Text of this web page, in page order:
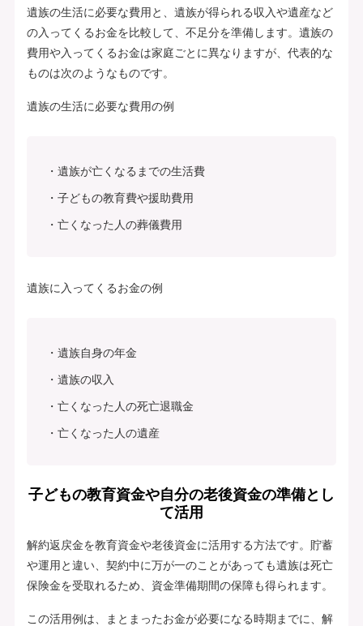
遺族の生活に必要な費用と、遺族が得られる収入や遺産など
の入ってくるお金を比較して、不足分を準備します。遺族の
費用や入ってくるお金は家庭ごとに異なりますが、代表的な
ものは次のようなものです。
遺族の生活に必要な費用の例
遺族が亡くなるまでの生活費
子どもの教育費や援助費用
亡くなった人の葬儀費用
遺族に入ってくるお金の例
遺族自身の年金
遺族の収入
亡くなった人の死亡退職金
亡くなった人の遺産
子どもの教育資金や自分の老後資金の準備とし
て活用
解約返戻金を教育資金や老後資金に活用する方法です。貯蓄
や運用と違い、契約中に万が一のことがあっても遺族は死亡
保険金を受取れるため、資金準備期間の保障も得られます。
この活用例は、まとまったお金が必要になる時期までに、解